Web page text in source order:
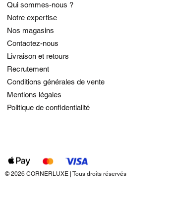
Qui sommes-nous ?
Notre expertise
Nos magasins
Contactez-nous
Livraison et retours
Recrutement
Conditions générales de vente
Mentions légales
Politique de confidentialité
© 2026 CORNERLUXE | Tous droits réservés